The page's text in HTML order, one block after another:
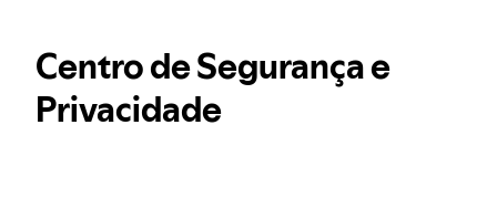
Centro de Segurança e
Privacidade